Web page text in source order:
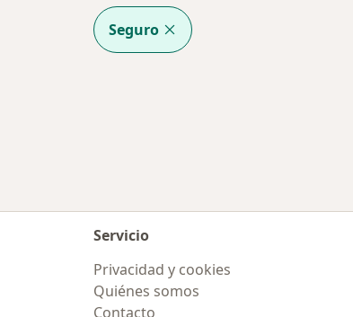
Seguro
Servicio
Privacidad y cookies
Quiénes somos
Contacto